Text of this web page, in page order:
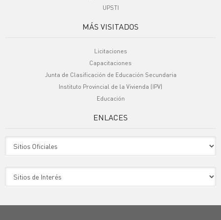
UPSTI
MÁS VISITADOS
Licitaciones
Capacitaciones
Junta de Clasificación de Educación Secundaria
Instituto Provincial de la Vivienda (IPV)
Educación
ENLACES